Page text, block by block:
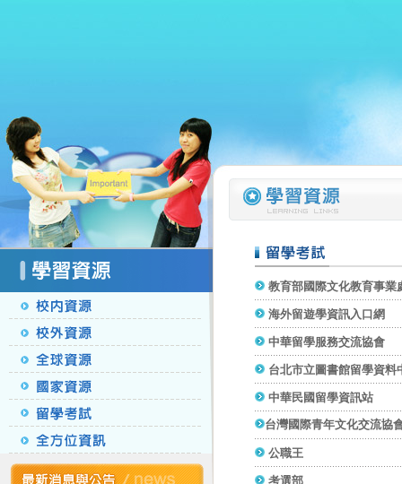
教育部國際文化教育事業
海外留遊學資訊入口網
中華留學服務交流協會
台北市立圖書館留學資料
中華民國留學資訊站
台灣國際青年文化交流協
公職王
考選部